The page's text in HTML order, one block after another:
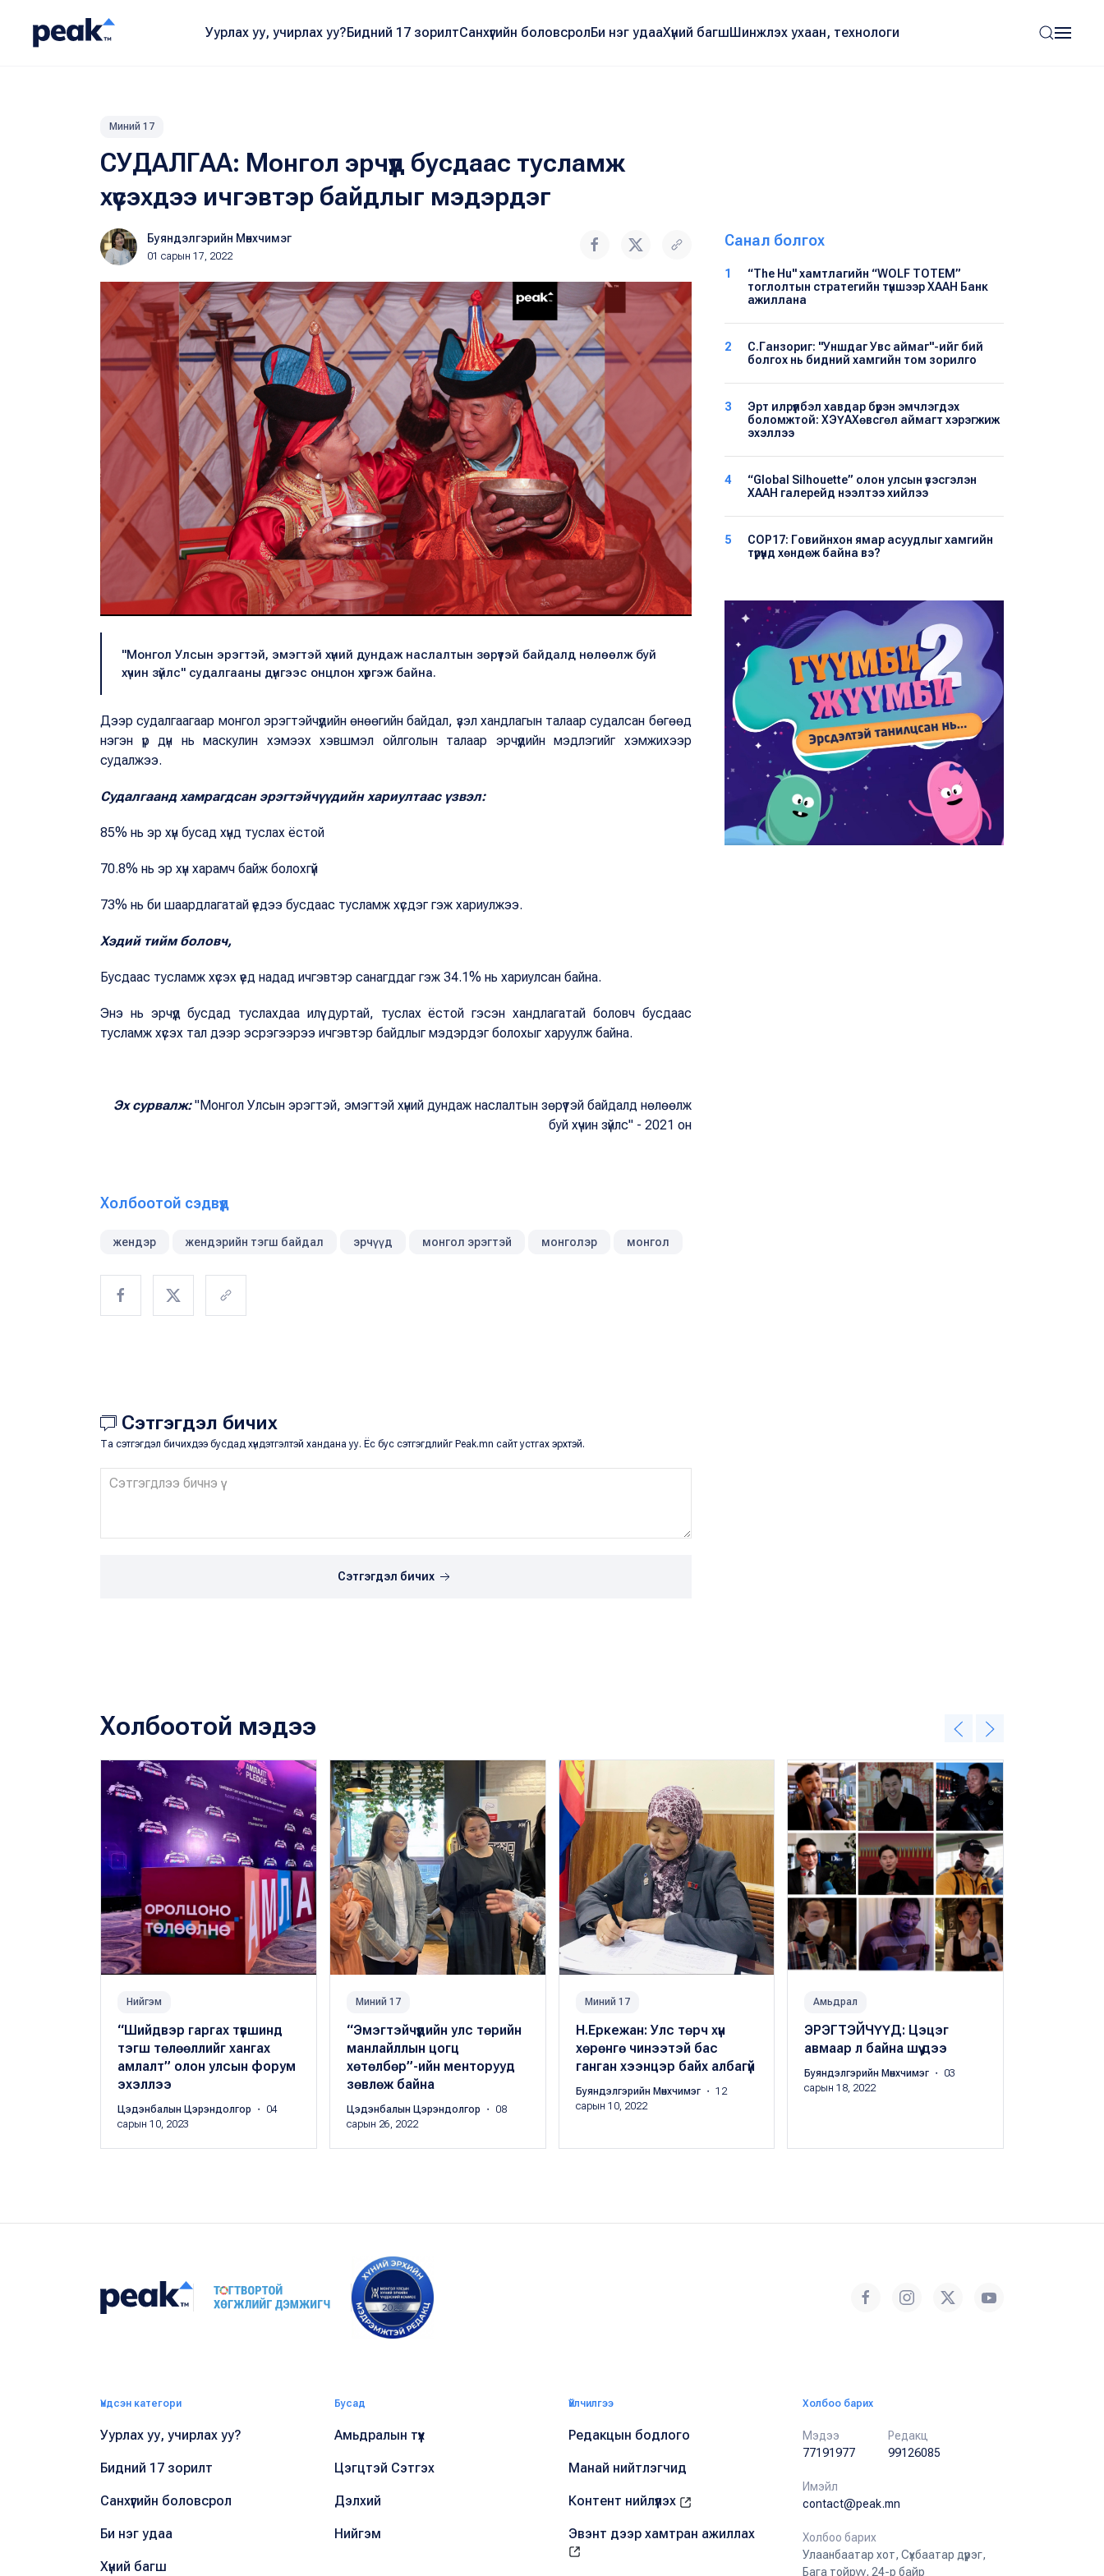
Уурлах уу, учирлах уу?Бидний 17 зорилтСанхүүгийн боловсролБи нэг удааХүний багшШинжлэх ухаан, технологи
Миний 17
СУДАЛГАА: Монгол эрчүүд бусдаас тусламж
хүсэхдээ ичгэвтэр байдлыг мэдэрдэг
Буяндэлгэрийн Мөнхчимэг
01 сарын 17, 2022
"Монгол Улсын эрэгтэй, эмэгтэй хүний дундаж наслалтын зөрүүтэй байдалд нөлөөлж буй
хүчин зүйлс" судалгааны дүнгээс онцлон хүргэж байна.
Дээр судалгаагаар монгол эрэгтэйчүүдийн өнөөгийн байдал, үзэл хандлагын талаар судалсан бөгөөд
нэгэн үр дүн нь маскулин хэмээх хэвшмэл ойлголын талаар эрчүүдийн мэдлэгийг хэмжихээр
судалжээ.
Судалгаанд хамрагдсан эрэгтэйчүүдийн хариултаас үзвэл:
85% нь эр хүн бусад хүнд туслах ёстой
70.8% нь эр хүн харамч байж болохгүй
73% нь би шаардлагатай үедээ бусдаас тусламж хүсдэг гэж хариулжээ.
Хэдий тийм боловч,
Бусдаас тусламж хүсэх үед надад ичгэвтэр санагддаг гэж 34.1% нь хариулсан байна.
Энэ нь эрчүүд бусдад туслахдаа илүү дуртай, туслах ёстой гэсэн хандлагатай боловч бусдаас
тусламж хүсэх тал дээр эсрэгээрээ ичгэвтэр байдлыг мэдэрдэг болохыг харуулж байна.
Эх сурвалж:"Монгол Улсын эрэгтэй, эмэгтэй хүний дундаж наслалтын зөрүүтэй байдалд нөлөөлж
буй хүчин зүйлс" - 2021 он
Холбоотой сэдвүүд
жендэр жендэрийн тэгш байдал эрчүүд монгол эрэгтэй монголэр монгол
Сэтгэгдэл бичих
Та сэтгэгдэл бичихдээ бусдад хүндэтгэлтэй хандана уу. Ёс бус сэтгэгдлийг Peak.mn сайт устгах эрхтэй.
Сэтгэгдэл бичих
Санал болгох
1
“The Hu" хамтлагийн “WOLF TOTEM”
тоглолтын стратегийн түншээр ХААН Банк
ажиллана
2
С.Ганзориг: "Уншдаг Увс аймаг"-ийг бий
болгох нь бидний хамгийн том зорилго
3
Эрт илрүүлбэл хавдар бүрэн эмчлэгдэх
боломжтой: ХЭҮА​Хөвсгөл аймагт хэрэгжиж
эхэллээ
4
“Global Silhouette” олон улсын үзэсгэлэн
ХААН галерейд нээлтээ хийлээ
5
COP17: Говийнхон ямар асуудлыг хамгийн
түрүүнд хөндөж байна вэ?
Холбоотой мэдээ
Нийгэм
“Шийдвэр гаргах түвшинд
тэгш төлөөллийг хангах
амлалт” олон улсын форум
эхэллээ
Цэдэнбалын Цэрэндолгор
・ 04
сарын 10, 2023
Миний 17
“Эмэгтэйчүүдийн улс төрийн
манлайллын цогц
хөтөлбөр”-ийн менторууд
зөвлөж байна
Цэдэнбалын Цэрэндолгор
・ 08
сарын 26, 2022
Миний 17
Н.Еркежан: Улс төрч хүн
хөрөнгө чинээтэй ​бас ​
ганган хээнцэр байх албагүй
Буяндэлгэрийн Мөнхчимэг ・ 12
сарын 10, 2022
Амьдрал
ЭРЭГТЭЙЧҮҮД: Цэцэг
авмаар л байна шүү дээ
Буяндэлгэрийн Мөнхчимэг ・ 03
сарын 18, 2022
Үндсэн категори
Уурлах уу, учирлах уу?
Бидний 17 зорилт
Санхүүгийн боловсрол
Би нэг удаа
Хүний багш
Бусад
Амьдралын түүх
Цэгцтэй Сэтгэх
Дэлхий
Нийгэм
Үйлчилгээ
Редакцын бодлого
Манай нийтлэгчид
Контент нийлүүлэх
Эвэнт дээр хамтран ажиллах
Холбоо барих
Мэдээ
77191977
Редакц
99126085
Имэйл
contact@peak.mn
Холбоо барих
Улаанбаатар хот, Сүхбаатар дүүрэг,
Бага тойруу, 24-р байр